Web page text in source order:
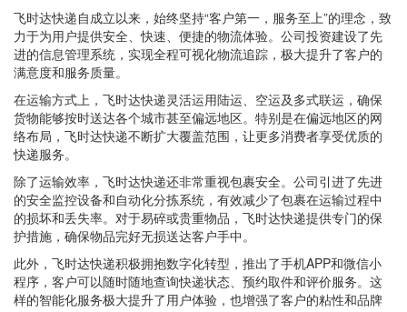
飞时达快递自成立以来，始终坚持“客户第一，服务至上”的理念，致
力于为用户提供安全、快速、便捷的物流体验。公司投资建设了先
进的信息管理系统，实现全程可视化物流追踪，极大提升了客户的
满意度和服务质量。
在运输方式上，飞时达快递灵活运用陆运、空运及多式联运，确保
货物能够按时送达各个城市甚至偏远地区。特别是在偏远地区的网
络布局，飞时达快递不断扩大覆盖范围，让更多消费者享受优质的
快递服务。
除了运输效率，飞时达快递还非常重视包裹安全。公司引进了先进
的安全监控设备和自动化分拣系统，有效减少了包裹在运输过程中
的损坏和丢失率。对于易碎或贵重物品，飞时达快递提供专门的保
护措施，确保物品完好无损送达客户手中。
此外，飞时达快递积极拥抱数字化转型，推出了手机APP和微信小
程序，客户可以随时随地查询快递状态、预约取件和评价服务。这
样的智能化服务极大提升了用户体验，也增强了客户的粘性和品牌